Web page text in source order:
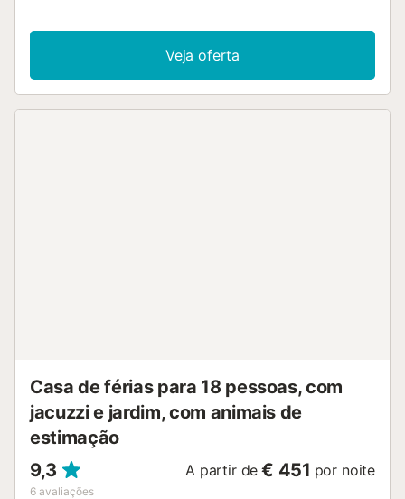
Veja oferta
Casa de férias para 18 pessoas, com
jacuzzi e jardim, com animais de
estimação
9,3
6 avaliações
A partir de € 451 por noite